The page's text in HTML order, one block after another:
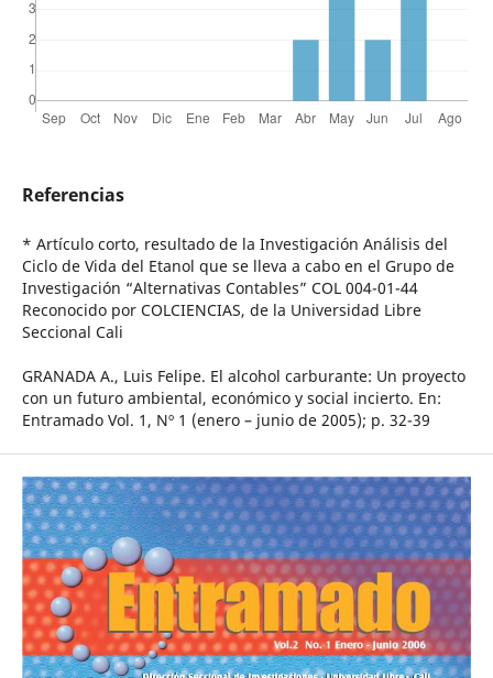
Referencias
* Artículo corto, resultado de la Investigación Análisis del
Ciclo de Vida del Etanol que se lleva a cabo en el Grupo de
Investigación “Alternativas Contables” COL 004-01-44
Reconocido por COLCIENCIAS, de la Universidad Libre
Seccional Cali
GRANADA A., Luis Felipe. El alcohol carburante: Un proyecto
con un futuro ambiental, económico y social incierto. En:
Entramado Vol. 1, Nº 1 (enero – junio de 2005); p. 32-39